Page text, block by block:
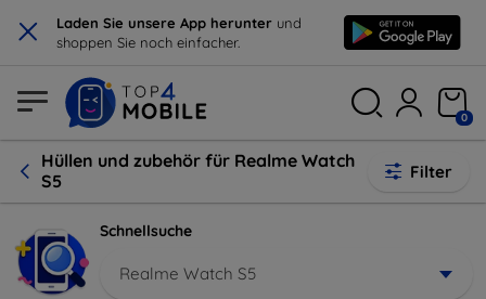
× Laden Sie unsere App herunter und
shoppen Sie noch einfacher.
0
Hüllen und zubehör für Realme Watch
S5
Filter
Schnellsuche
Realme Watch S5